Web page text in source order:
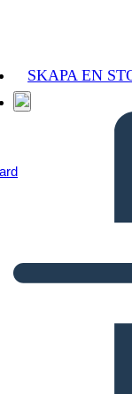
SKAPA EN
Skeem 3